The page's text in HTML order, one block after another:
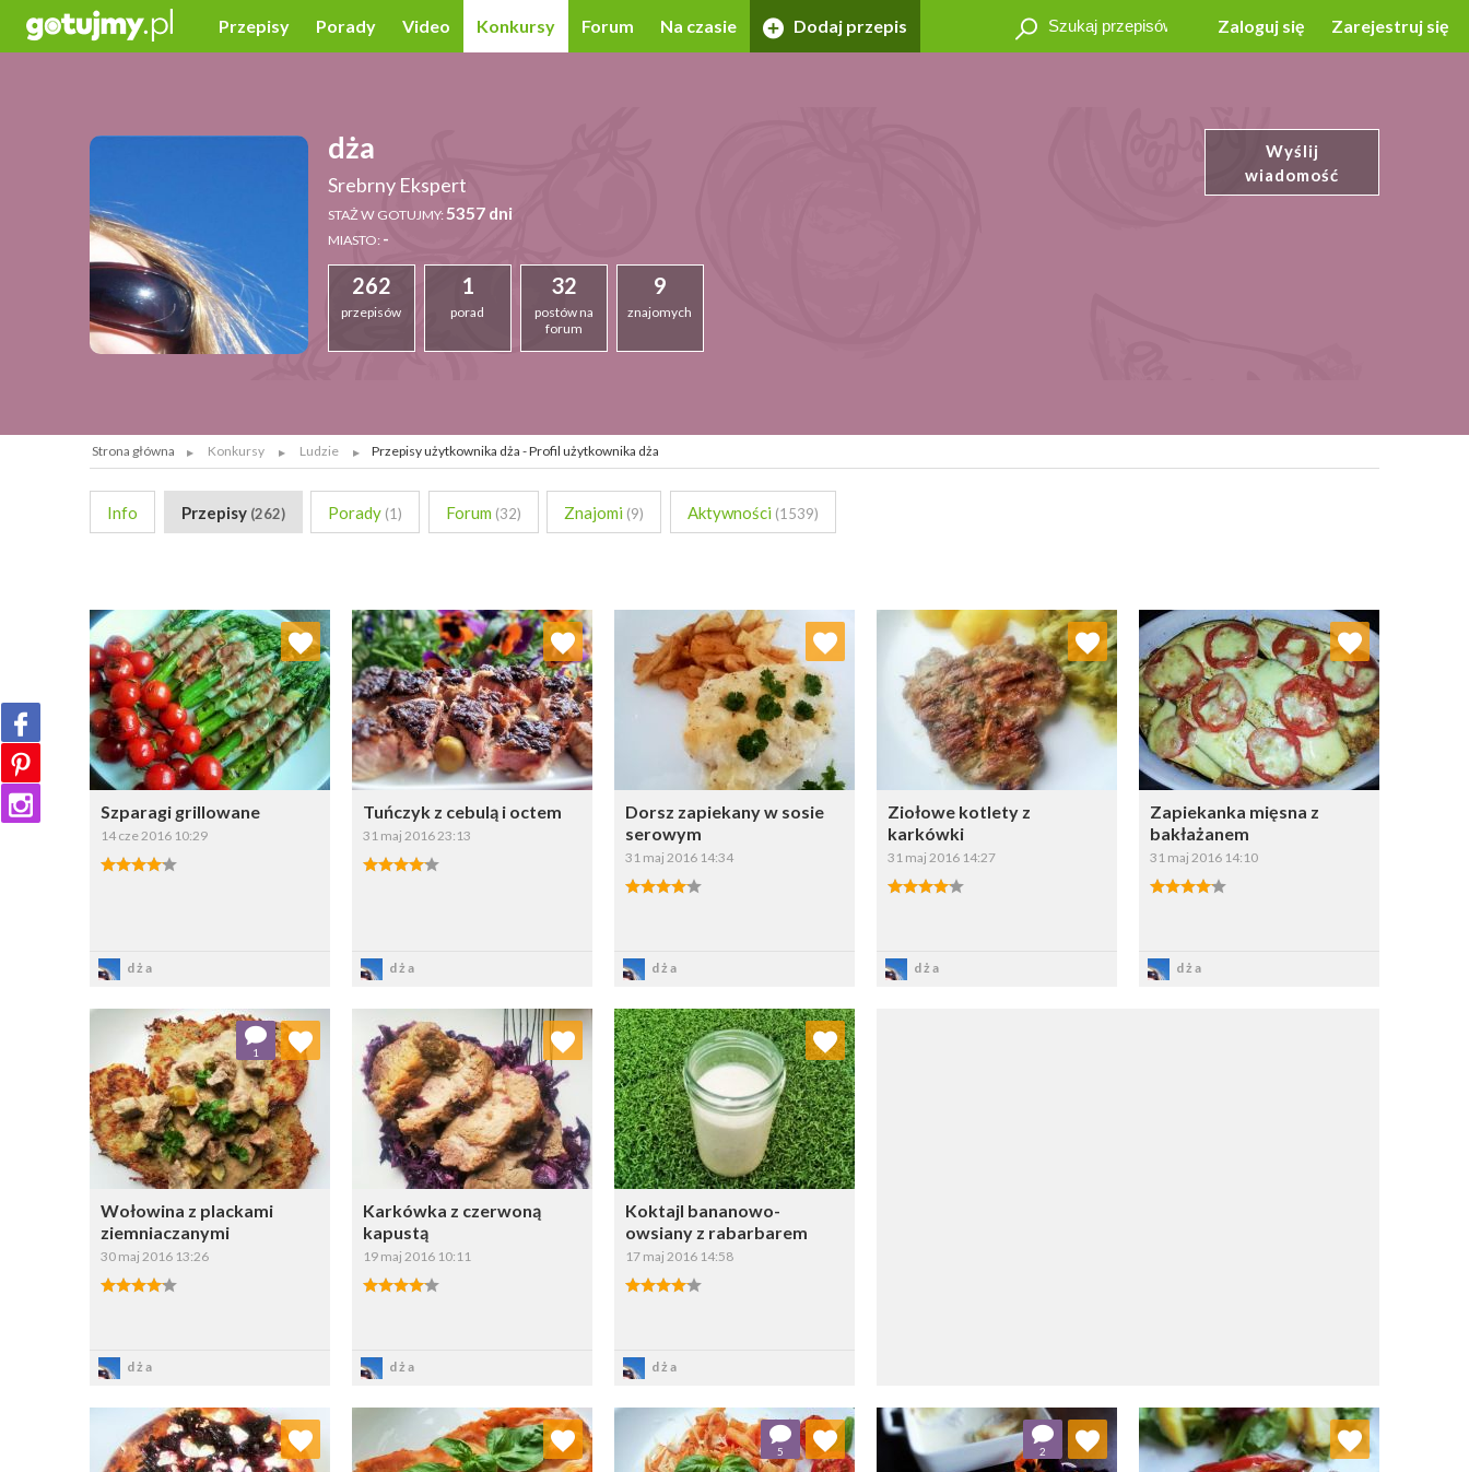
Zaloguj się Zarejestruj się
Przepisy Porady Video Konkursy Forum Na czasie Dodaj przepis
dża
Srebrny Ekspert
STAŻ W GOTUJMY:5357 dni
MIASTO: -
262
przepisów
1
porad
32
postów na
forum
9
znajomych
Wyślij
wiadomość
Strona główna Konkursy Ludzie Przepisy użytkownika dża - Profil użytkownika dża
Info Przepisy (262) Porady (1) Forum (32) Znajomi (9) Aktywności (1539)
Szparagi grillowane
14 cze 2016 10:29
dża
Dodaj do ulubionych
Wybierz listę:
Tuńczyk z cebulą i octem
31 maj 2016 23:13
dża
Dodaj do ulubionych
Wybierz listę:
Dorsz zapiekany w sosie
serowym
31 maj 2016 14:34
dża
Dodaj do ulubionych
Wybierz listę:
Ziołowe kotlety z
karkówki
31 maj 2016 14:27
dża
Dodaj do ulubionych
Wybierz listę:
Zapiekanka mięsna z
bakłażanem
31 maj 2016 14:10
dża
Dodaj do ulubionych
Wybierz listę:
Wołowina z plackami
ziemniaczanymi
30 maj 2016 13:26
dża
1
Dodaj do ulubionych
Wybierz listę:
Karkówka z czerwoną
kapustą
19 maj 2016 10:11
dża
Dodaj do ulubionych
Wybierz listę:
Koktajl bananowo-
owsiany z rabarbarem
17 maj 2016 14:58
dża
Dodaj do ulubionych
Wybierz listę:
Dodaj do ulubionych Dodaj do ulubionych
5
Dodaj do ulubionych
2
Dodaj do ulubionych Dodaj do ulubionych